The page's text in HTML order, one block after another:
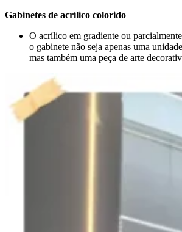
Gabinetes de acrílico colorido
O acrílico em gradiente ou
o gabinete não seja apenas uma
mas também uma peça de arte